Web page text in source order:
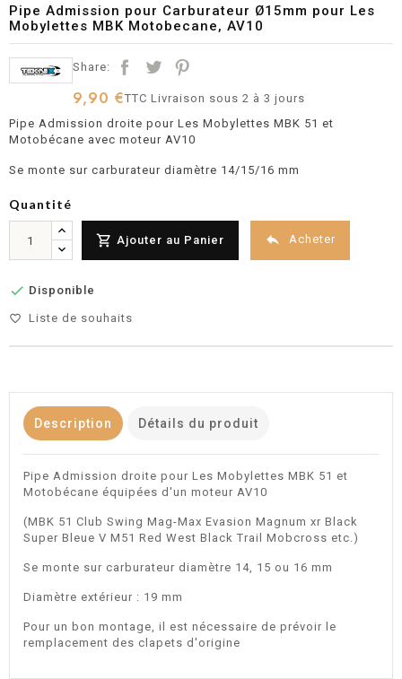
Pipe Admission pour Carburateur Ø15mm pour Les
Mobylettes MBK Motobecane, AV10
Share:
9,90 €TTCLivraison sous 2 à 3 jours
Pipe Admission droite pour Les Mobylettes MBK 51 et
Motobécane avec moteur AV10
Se monte sur carburateur diamètre 14/15/16 mm
Quantité
 Ajouter au Panier  Acheter
 Disponible
favorite_border Liste de souhaits
Description Détails du produit
Pipe Admission droite pour Les Mobylettes MBK 51 et
Motobécane équipées d'un moteur AV10
(MBK 51 Club Swing Mag-Max Evasion Magnum xr Black
Super Bleue V M51 Red West Black Trail Mobcross etc.)
Se monte sur carburateur diamètre 14, 15 ou 16 mm
Diamètre extérieur : 19 mm
Pour un bon montage, il est nécessaire de prévoir le
remplacement des clapets d'origine